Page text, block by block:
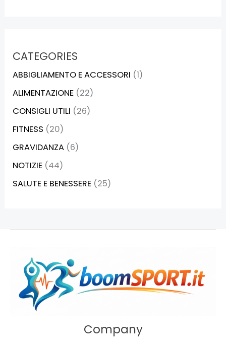
CATEGORIES
ABBIGLIAMENTO E ACCESSORI (1)
ALIMENTAZIONE (22)
CONSIGLI UTILI (26)
FITNESS (20)
GRAVIDANZA (6)
NOTIZIE (44)
SALUTE E BENESSERE (25)
Company